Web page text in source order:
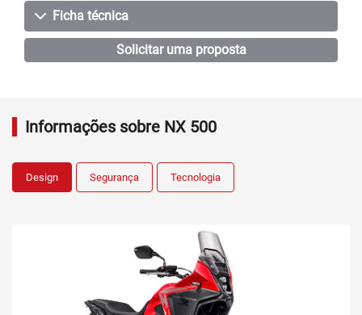
Ficha técnica
Solicitar uma proposta
Informações sobre NX 500
Design Segurança Tecnologia